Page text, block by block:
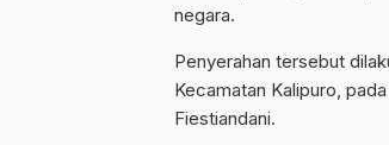
negara.
Penyerahan tersebut
Kecamatan Kalipuro,
Fiestiandani.